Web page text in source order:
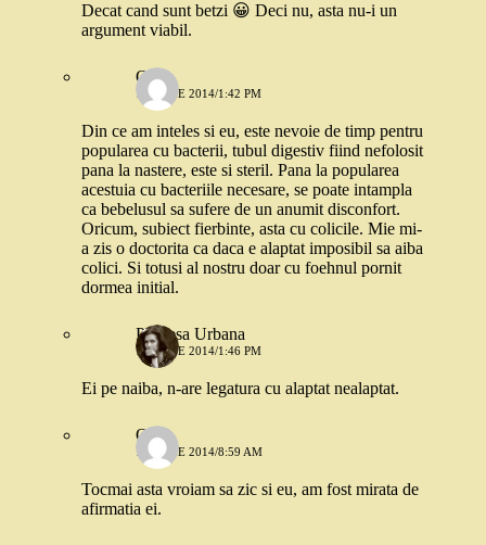
Decat cand sunt betzi 😀 Deci nu, asta nu-i un
argument viabil.
Oana
17 IUNIE 2014/1:42 PM
Din ce am inteles si eu, este nevoie de timp pentru
popularea cu bacterii, tubul digestiv fiind nefolosit
pana la nastere, este si steril. Pana la popularea
acestuia cu bacteriile necesare, se poate intampla
ca bebelusul sa sufere de un anumit disconfort.
Oricum, subiect fierbinte, asta cu colicile. Mie mi-
a zis o doctorita ca daca e alaptat imposibil sa aiba
colici. Si totusi al nostru doar cu foehnul pornit
dormea initial.
Printesa Urbana
17 IUNIE 2014/1:46 PM
Ei pe naiba, n-are legatura cu alaptat nealaptat.
Oana
18 IUNIE 2014/8:59 AM
Tocmai asta vroiam sa zic si eu, am fost mirata de
afirmatia ei.